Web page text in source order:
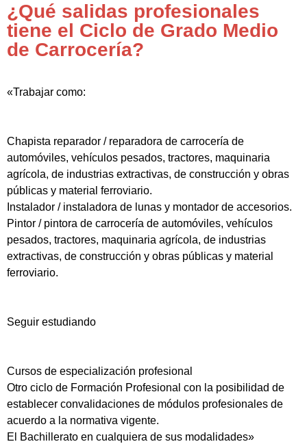
¿Qué salidas profesionales
tiene el Ciclo de Grado Medio
de Carrocería?
«Trabajar como:
Chapista reparador / reparadora de carrocería de
automóviles, vehículos pesados, tractores, maquinaria
agrícola, de industrias extractivas, de construcción y obras
públicas y material ferroviario.
Instalador / instaladora de lunas y montador de accesorios.
Pintor / pintora de carrocería de automóviles, vehículos
pesados, tractores, maquinaria agrícola, de industrias
extractivas, de construcción y obras públicas y material
ferroviario.
Seguir estudiando
Cursos de especialización profesional
Otro ciclo de Formación Profesional con la posibilidad de
establecer convalidaciones de módulos profesionales de
acuerdo a la normativa vigente.
El Bachillerato en cualquiera de sus modalidades»